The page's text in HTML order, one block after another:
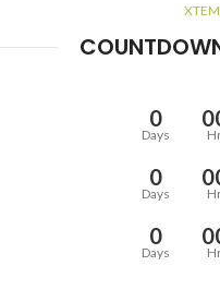
0
Days
0
Days
0
Days